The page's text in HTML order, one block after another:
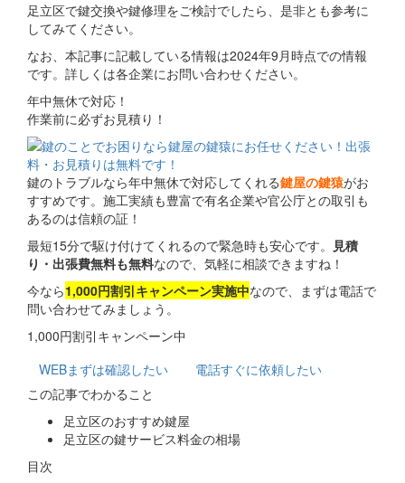
足立区で鍵交換や鍵修理をご検討でしたら、是非とも参考に
してみてください。
なお、本記事に記載している情報は2024年9月時点での情報
です。詳しくは各企業にお問い合わせください。
年中無休で対応！
作業前に必ずお見積り！
鍵のトラブルなら年中無休で対応してくれる鍵屋の鍵猿がお
すすめです。施工実績も豊富で有名企業や官公庁との取引も
あるのは信頼の証！
最短15分で駆け付けてくれるので緊急時も安心です。 見積
り・出張費無料も無料なので、気軽に相談できますね！
今なら1,000円割引キャンペーン実施中なので、まずは電話で
問い合わせてみましょう。
1,000円割引キャンペーン中
WEBまずは確認したい 電話すぐに依頼したい
この記事でわかること
足立区のおすすめ鍵屋
足立区の鍵サービス料金の相場
目次